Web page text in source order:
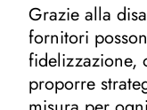
Grazie alla
fornitori
fidelizzazione,
proporre